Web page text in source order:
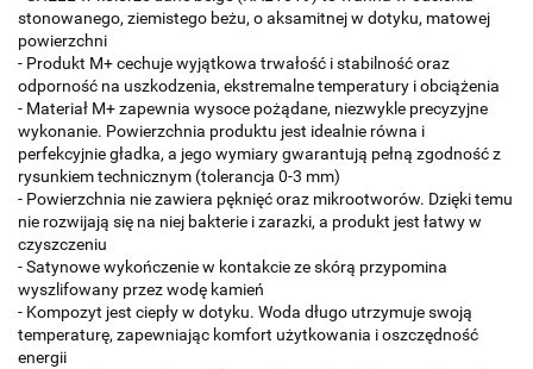
stonowanego, ziemistego beżu, o aksamitnej w dotyku, matowej
powierzchni
- Produkt M+ cechuje wyjątkowa trwałość i stabilność oraz
odporność na uszkodzenia, ekstremalne temperatury i obciążenia
- Materiał M+ zapewnia wysoce pożądane, niezwykle precyzyjne
wykonanie. Powierzchnia produktu jest idealnie równa i
perfekcyjnie gładka, a jego wymiary gwarantują pełną zgodność z
rysunkiem technicznym (tolerancja 0-3 mm)
- Powierzchnia nie zawiera pęknięć oraz mikrootworów. Dzięki temu
nie rozwijają się na niej bakterie i zarazki, a produkt jest łatwy w
czyszczeniu
- Satynowe wykończenie w kontakcie ze skórą przypomina
wyszlifowany przez wodę kamień
- Kompozyt jest ciepły w dotyku. Woda długo utrzymuje swoją
temperaturę, zapewniając komfort użytkowania i oszczędność
energii